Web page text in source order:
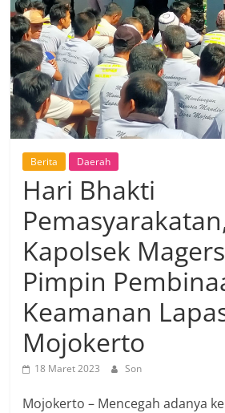
Berita Daerah
Hari Bhakti
Kapolsek
Pimpin
Keamanan
Mojokerto
18 Maret 2023 Son
Mojokerto – Mencegah adanya